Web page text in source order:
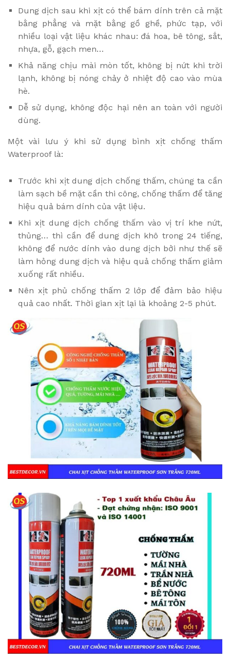
Dung dịch sau khi xịt có thể bám dính trên cả mặt
bằng phẳng và mặt bằng gồ ghề, phức tạp, với
nhiều loại vật liệu khác nhau: đá hoa, bê tông, sắt,
nhựa, gỗ, gạch men…
Khả năng chịu mài mòn tốt, không bị nứt khi trời
lạnh, không bị nóng chảy ở nhiệt độ cao vào mùa
hè.
Dễ sử dụng, không độc hại nên an toàn với người
dùng.
Một vài lưu ý khi sử dụng bình xịt chống thấm
Waterproof là:
Trước khi xịt dung dịch chống thấm, chúng ta cần
làm sạch bề mặt cần thi công, chống thấm để tăng
hiệu quả bám dính của vật liệu.
Khi xịt dung dịch chống thấm vào vị trí khe nứt,
thủng… thì cần để dung dịch khô trong 24 tiếng,
không để nước dính vào dung dịch bởi như thế sẽ
làm hỏng dung dịch và hiệu quả chống thấm giảm
xuống rất nhiều.
Nên xịt phủ chống thấm 2 lớp để đảm bảo hiệu
quả cao nhất. Thời gian xịt lại là khoảng 2-5 phút.